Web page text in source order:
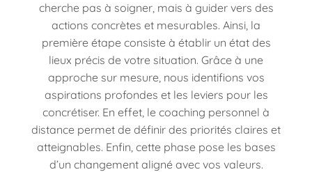
cherche pas à soigner, mais à guider vers des
actions concrètes et mesurables. Ainsi, la
première étape consiste à établir un état des
lieux précis de votre situation. Grâce à une
approche sur mesure, nous identifions vos
aspirations profondes et les leviers pour les
concrétiser. En effet, le coaching personnel à
distance permet de définir des priorités claires et
atteignables. Enfin, cette phase pose les bases
d’un changement aligné avec vos valeurs.